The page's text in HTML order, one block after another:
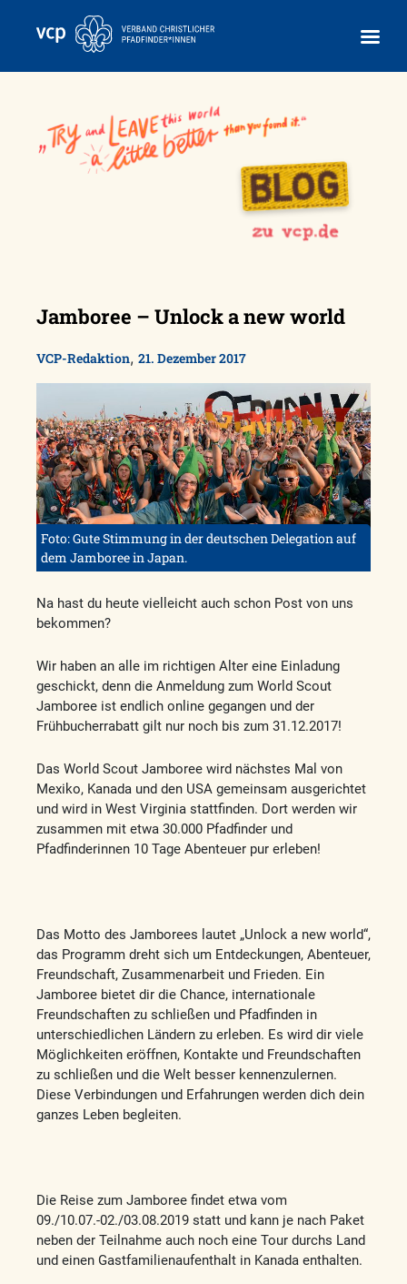
Jamboree – Unlock a new world
VCP-Redaktion, 21. Dezember 2017
Foto: Gute Stimmung in der deutschen Delegation auf
dem Jamboree in Japan.
Na hast du heute vielleicht auch schon Post von uns
bekommen?
Wir haben an alle im richtigen Alter eine Einladung
geschickt, denn die Anmeldung zum World Scout
Jamboree ist endlich online gegangen und der
Frühbucherrabatt gilt nur noch bis zum 31.12.2017!
Das World Scout Jamboree wird nächstes Mal von
Mexiko, Kanada und den USA gemeinsam ausgerichtet
und wird in West Virginia stattfinden. Dort werden wir
zusammen mit etwa 30.000 Pfadfinder und
Pfadfinderinnen 10 Tage Abenteuer pur erleben!
Das Motto des Jamborees lautet „Unlock a new world“,
das Programm dreht sich um Entdeckungen, Abenteuer,
Freundschaft, Zusammenarbeit und Frieden. Ein
Jamboree bietet dir die Chance, internationale
Freundschaften zu schließen und Pfadfinden in
unterschiedlichen Ländern zu erleben. Es wird dir viele
Möglichkeiten eröffnen, Kontakte und Freundschaften
zu schließen und die Welt besser kennenzulernen.
Diese Verbindungen und Erfahrungen werden dich dein
ganzes Leben begleiten.
Die Reise zum Jamboree findet etwa vom
09./10.07.-02./03.08.2019 statt und kann je nach Paket
neben der Teilnahme auch noch eine Tour durchs Land
und einen Gastfamilienaufenthalt in Kanada enthalten.